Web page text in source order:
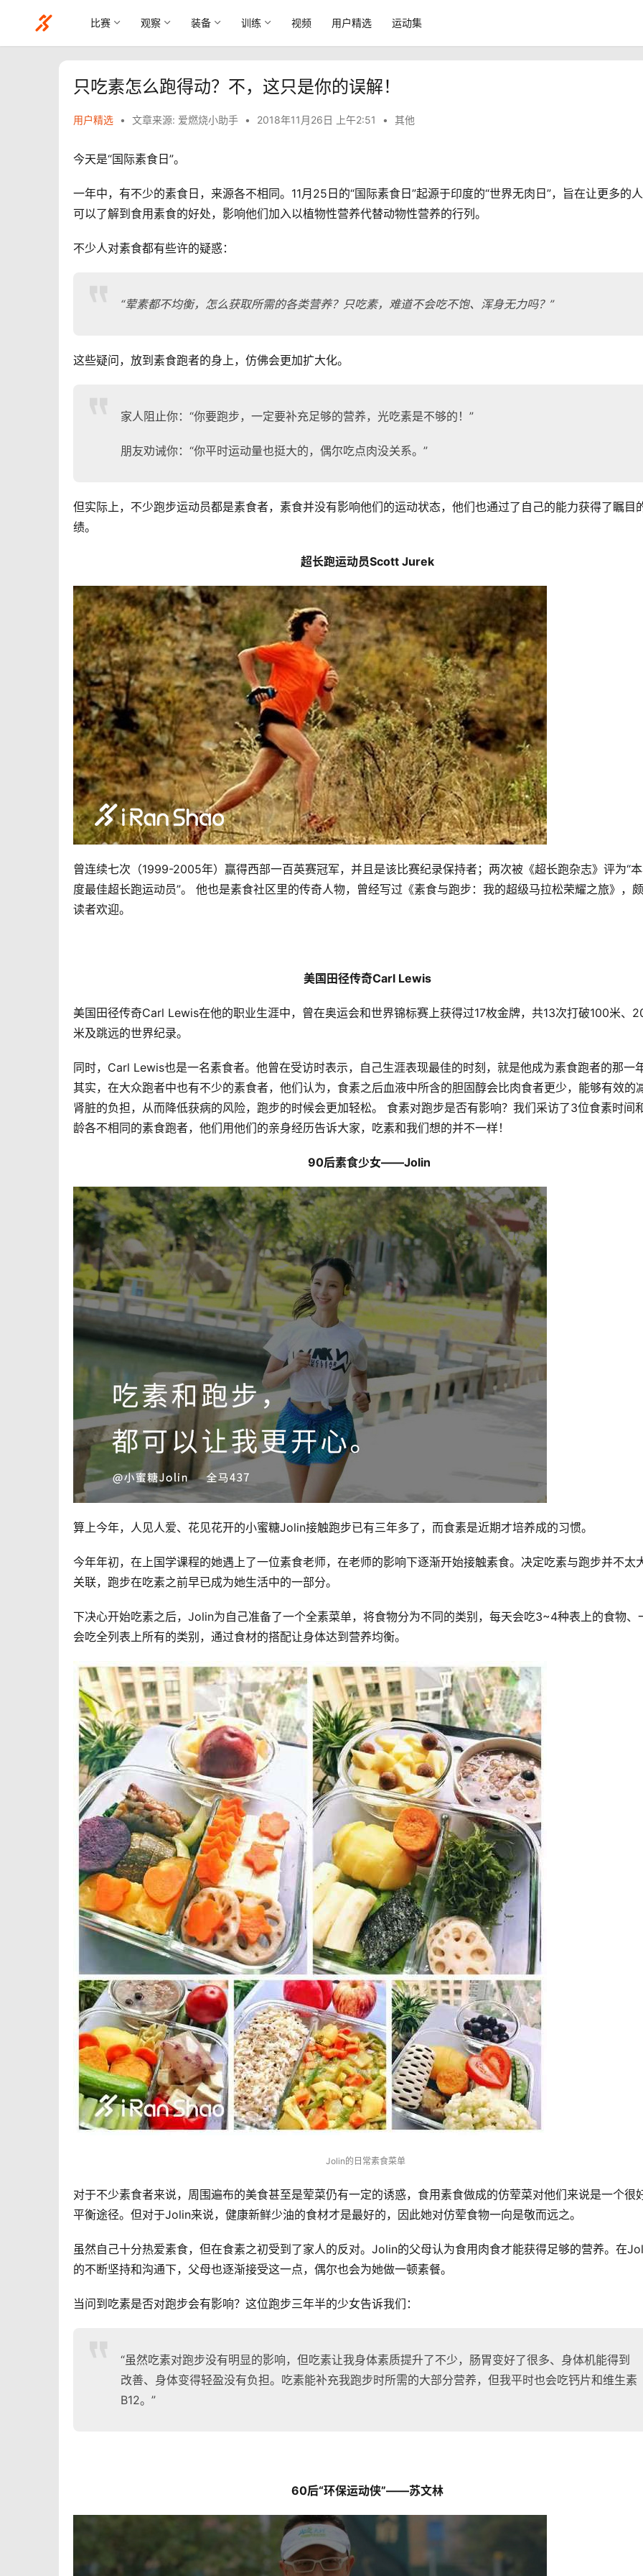
比赛 观察 装备 训练 视频 用户精选 运动集
只吃素怎么跑得动？不，这只是你的误解！
用户精选 • 文章来源: 爱燃烧小助手 • 2018年11月26日 上午2:51 • 其他
今天是“国际素食日”。
一年中，有不少的素食日，来源各不相同。11月25日的“国际素食日”起源于印度的“世界无肉日”，旨在让更多的
可以了解到食用素食的好处，影响他们加入以植物性营养代替动物性营养的行列。
不少人对素食都有些许的疑惑：
“荤素都不均衡，怎么获取所需的各类营养？只吃素，难道不会吃不饱、浑身无力吗？”
这些疑问，放到素食跑者的身上，仿佛会更加扩大化。
家人阻止你：“你要跑步，一定要补充足够的营养，光吃素是不够的！”
朋友劝诫你：“你平时运动量也挺大的，偶尔吃点肉没关系。”
但实际上，不少跑步运动员都是素食者，素食并没有影响他们的运动状态，他们也通过了自己的能力获得了瞩目
绩。
超长跑运动员Scott Jurek
曾连续七次（1999-2005年）赢得西部一百英赛冠军，并且是该比赛纪录保持者；两次被《超长跑杂志》评为“
度最佳超长跑运动员”。 他也是素食社区里的传奇人物，曾经写过《素食与跑步：我的超级马拉松荣耀之旅》，
读者欢迎。
美国田径传奇Carl Lewis
美国田径传奇Carl Lewis在他的职业生涯中，曾在奥运会和世界锦标赛上获得过17枚金牌，共13次打破100米、
米及跳远的世界纪录。
同时，Carl Lewis也是一名素食者。他曾在受访时表示，自己生涯表现最佳的时刻，就是他成为素食跑者的那一
其实，在大众跑者中也有不少的素食者，他们认为，食素之后血液中所含的胆固醇会比肉食者更少，能够有效的
肾脏的负担，从而降低获病的风险，跑步的时候会更加轻松。 食素对跑步是否有影响？我们采访了3位食素时间
龄各不相同的素食跑者，他们用他们的亲身经历告诉大家，吃素和我们想的并不一样！
90后素食少女——Jolin
算上今年，人见人爱、花见花开的小蜜糖Jolin接触跑步已有三年多了，而食素是近期才培养成的习惯。
今年年初，在上国学课程的她遇上了一位素食老师，在老师的影响下逐渐开始接触素食。决定吃素与跑步并不太
关联，跑步在吃素之前早已成为她生活中的一部分。
下决心开始吃素之后，Jolin为自己准备了一个全素菜单，将食物分为不同的类别，每天会吃3~4种表上的食物、
会吃全列表上所有的类别，通过食材的搭配让身体达到营养均衡。
Jolin的日常素食菜单
对于不少素食者来说，周围遍布的美食甚至是荤菜仍有一定的诱惑，食用素食做成的仿荤菜对他们来说是一个很
平衡途径。但对于Jolin来说，健康新鲜少油的食材才是最好的，因此她对仿荤食物一向是敬而远之。
虽然自己十分热爱素食，但在食素之初受到了家人的反对。Jolin的父母认为食用肉食才能获得足够的营养。在
的不断坚持和沟通下，父母也逐渐接受这一点，偶尔也会为她做一顿素餐。
当问到吃素是否对跑步会有影响？这位跑步三年半的少女告诉我们：
“虽然吃素对跑步没有明显的影响，但吃素让我身体素质提升了不少，肠胃变好了很多、身体机能得到
改善、身体变得轻盈没有负担。吃素能补充我跑步时所需的大部分营养，但我平时也会吃钙片和维生素
B12。”
60后“环保运动侠”——苏文林